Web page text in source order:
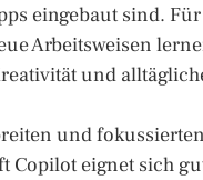
eingebaut sind.
Arbeitsweisen
und
und
Copilot eignet sich